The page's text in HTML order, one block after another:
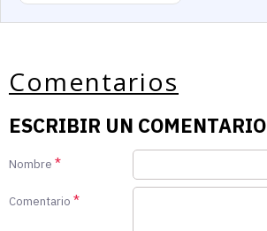
Comentarios
ESCRIBIR UN COMENTARIO
Nombre
Comentario